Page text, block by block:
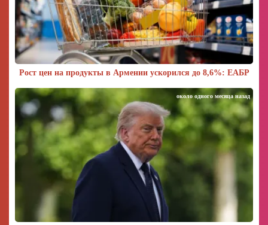
Рост цен на продукты в Армении ускорился до 8,6%: ЕАБР
около одного месяца назад